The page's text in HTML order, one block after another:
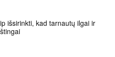
išsirinkti, kad tarnautų ilgai ir